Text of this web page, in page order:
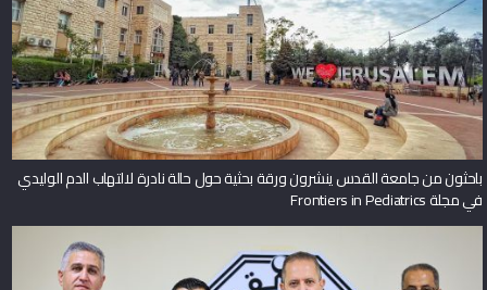
باحثون من جامعة القدس ينشرون ورقة بحثية حول حالة نادرة لالتهاب الدم الوليدي
في مجلة Frontiers in Pediatrics